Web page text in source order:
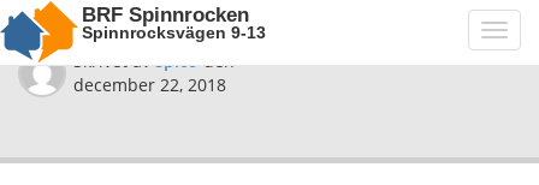
BRF Spinnrocken
Spinnrocksvägen 9-13
Skrivet avspi09den
december 22, 2018